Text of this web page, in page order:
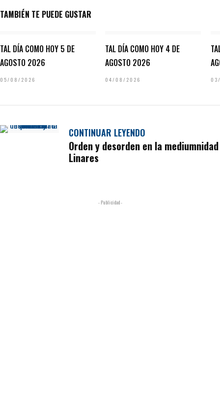
TAMBIÉN TE PUEDE GUSTAR
TAL DÍA COMO HOY 5 DE
AGOSTO 2026
05/08/2026
TAL DÍA COMO HOY 4 DE
AGOSTO 2026
04/08/2026
CONTINUAR LEYENDO
Orden y desorden en la
Linares
- Publicidad -